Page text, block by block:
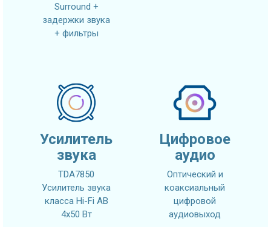
Surround +
задержки звука
+ фильтры
Усилитель
звука
TDA7850
Усилитель звука
класса Hi-Fi AB
4x50 Вт
Цифровое
аудио
Оптический и
коаксиальный
цифровой
аудиовыход